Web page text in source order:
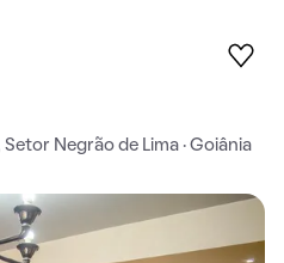
Negrão de Lima · Goiânia